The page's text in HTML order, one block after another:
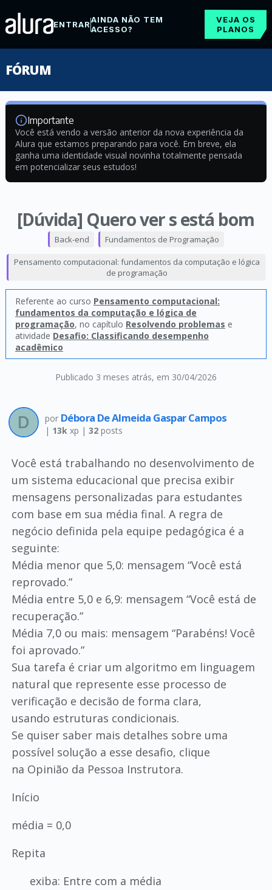
ENTRARAINDA NÃO TEM
ACESSO?
VEJA OS
PLANOS
FÓRUM
Importante
Você está vendo a versão anterior da nova experiência da
Alura que estamos preparando para você. Em breve, ela
ganha uma identidade visual novinha totalmente pensada
em potencializar seus estudos!
[Dúvida] Quero ver s está bom
Publicado 3 meses atrás, em 30/04/2026
Back-end Fundamentos de Programação
Pensamento computacional: fundamentos da computação e lógica
de programação
Referente ao curso Pensamento computacional:
fundamentos da computação e lógica de
programação, no capítulo Resolvendo problemas e
atividade Desafio: Classificando desempenho
acadêmico
por Débora De Almeida Gaspar Campos
| 13kxp | 32posts
Você está trabalhando no desenvolvimento de
um sistema educacional que precisa exibir
mensagens personalizadas para estudantes
com base em sua média final. A regra de
negócio definida pela equipe pedagógica é a
seguinte:
Média menor que 5,0: mensagem “Você está
reprovado.”
Média entre 5,0 e 6,9: mensagem “Você está de
recuperação.”
Média 7,0 ou mais: mensagem “Parabéns! Você
foi aprovado.”
Sua tarefa é criar um algoritmo em linguagem
natural que represente esse processo de
verificação e decisão de forma clara,
usando estruturas condicionais.
Se quiser saber mais detalhes sobre uma
possível solução a esse desafio, clique
na Opinião da Pessoa Instrutora.
Início
média = 0,0
Repita
exiba: Entre com a média